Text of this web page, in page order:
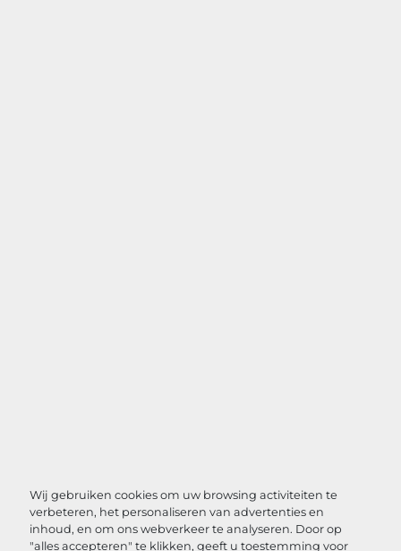
Wij gebruiken cookies om uw browsing activiteiten te
verbeteren, het personaliseren van advertenties en
inhoud, en om ons webverkeer te analyseren. Door op
"alles accepteren" te klikken, geeft u toestemming voor